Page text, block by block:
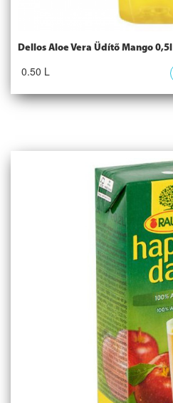
Dellos Aloe Vera Üdítő Mango 0,5l
0.50 L